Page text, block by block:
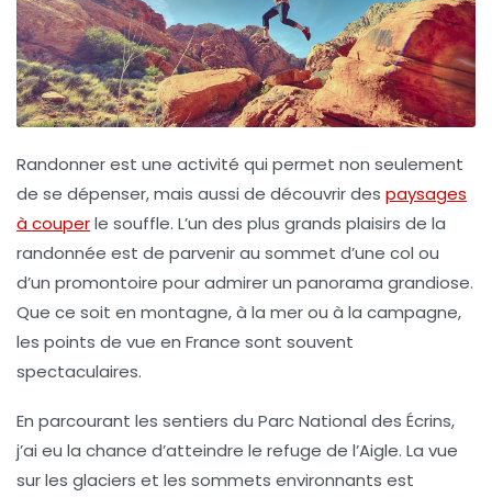
Randonner est une activité qui permet non seulement
de se dépenser, mais aussi de découvrir des paysages
à couperle souffle. L’un des plus grands plaisirs de la
randonnée est de parvenir au sommet d’une col ou
d’un promontoire pour admirer un panorama grandiose.
Que ce soit en montagne, à la mer ou à la campagne,
les points de vue en France sont souvent
spectaculaires.
En parcourant les sentiers du Parc National des Écrins,
j’ai eu la chance d’atteindre le refuge de l’Aigle. La vue
sur les glaciers et les sommets environnants est